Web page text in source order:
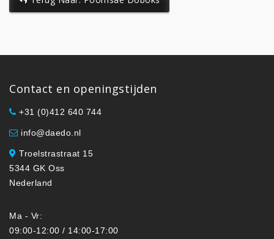
Contact en openingstijden
+31 (0)412 640 744
info@daedo.nl
Troelstrastraat 15
5344 GK Oss
Nederland
Ma - Vr:
09:00-12:00 / 14:00-17:00